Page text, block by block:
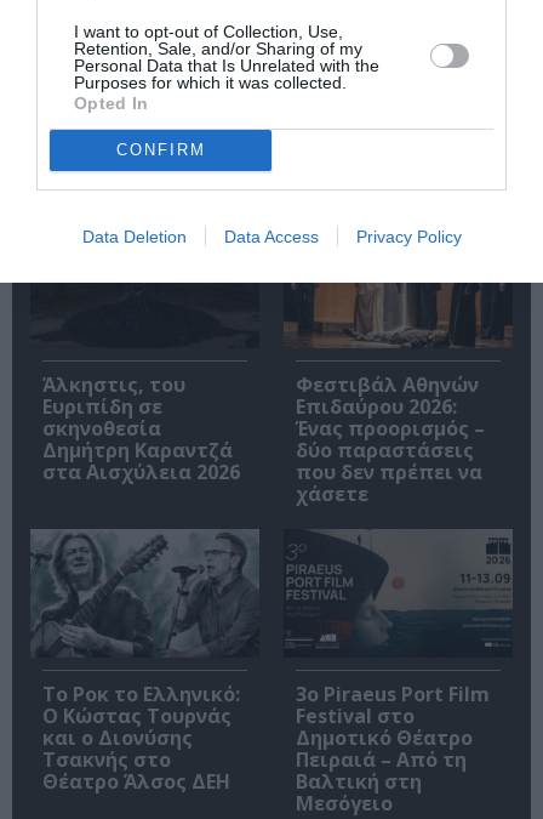
I want to opt-out of Collection, Use,
Retention, Sale, and/or Sharing of my
Personal Data that Is Unrelated with the
Purposes for which it was collected.
Opted In
CONFIRM
Data Deletion Data Access Privacy Policy
Καρυοφυλλιά
Καραμπέτη στο
Θέατρο Βασιλάκου
Κυδωνιέως
Τελευταία νέα
Άλκηστις, του
Ευριπίδη σε
σκηνοθεσία
Δημήτρη Καραντζά
στα Αισχύλεια 2026
Φεστιβάλ Αθηνών
Επιδαύρου 2026:
Ένας προορισμός –
δύο παραστάσεις
που δεν πρέπει να
χάσετε
Το Ροκ το Ελληνικό:
Ο Κώστας Τουρνάς
και ο Διονύσης
Τσακνής στο
Θέατρο Άλσος ΔΕΗ
3o Piraeus Port Film
Festival στο
Δημοτικό Θέατρο
Πειραιά – Από τη
Βαλτική στη
Μεσόγειο